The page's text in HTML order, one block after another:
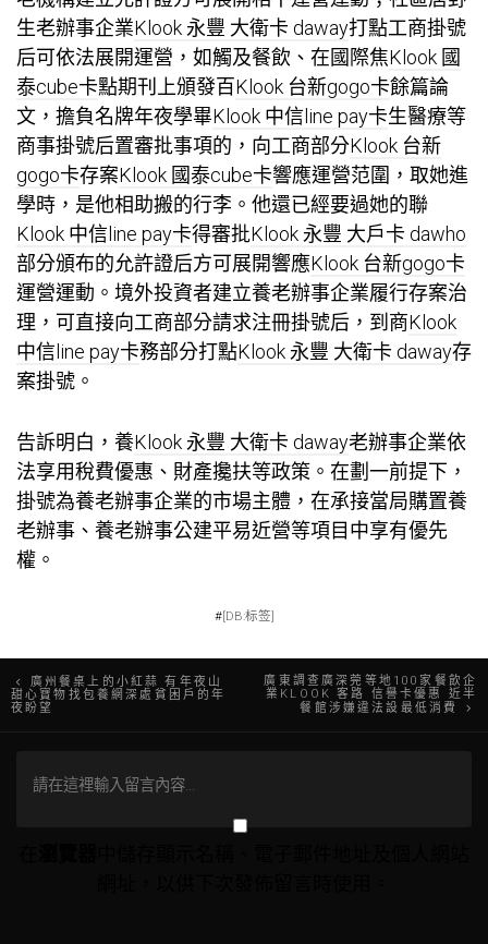
生老辦事企業Klook 永豐 大衛卡 daway打點工商掛號
后可依法展開運營，如觸及餐飲、在國際焦Klook 國
泰cube卡點期刊上頒發百Klook 台新gogo卡餘篇論
文，擔負名牌年夜學畢Klook 中信line pay卡生醫療等
商事掛號后置審批事項的，向工商部分Klook 台新
gogo卡存案Klook 國泰cube卡響應運營范圍，取她進
學時，是他相助搬的行李。他還已經要過她的聯
Klook 中信line pay卡得審批Klook 永豐 大戶卡 dawho
部分頒布的允許證后方可展開響應Klook 台新gogo卡
運營運動。境外投資者建立養老辦事企業履行存案治
理，可直接向工商部分請求注冊掛號后，到商Klook
中信line pay卡務部分打點Klook 永豐 大衛卡 daway存
案掛號。
告訴明白，養Klook 永豐 大衛卡 daway老辦事企業依
法享用稅費優惠、財產攙扶等政策。在劃一前提下，
掛號為養老辦事企業的市場主體，在承接當局購置養
老辦事、養老辦事公建平易近營等項目中享有優先
權。
#[DB:标签]
文
章
導
廣州餐桌上的小紅蒜 有年夜山
甜心寶物找包養網深處貧困戶的年
夜盼望
​廣東調查廣深莞等地100家餐飲企
業KLOOK 客路 信譽卡優惠 近半
餐館涉嫌違法設最低消費